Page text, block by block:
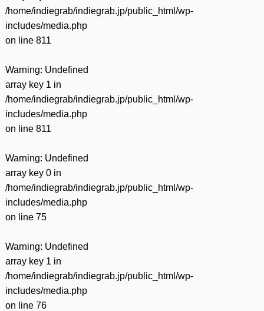
/home/indiegrab/indiegrab.jp/public_html/wp-
includes/media.php
on line 811
Warning: Undefined
array key 1 in
/home/indiegrab/indiegrab.jp/public_html/wp-
includes/media.php
on line 811
Warning: Undefined
array key 0 in
/home/indiegrab/indiegrab.jp/public_html/wp-
includes/media.php
on line 75
Warning: Undefined
array key 1 in
/home/indiegrab/indiegrab.jp/public_html/wp-
includes/media.php
on line 76